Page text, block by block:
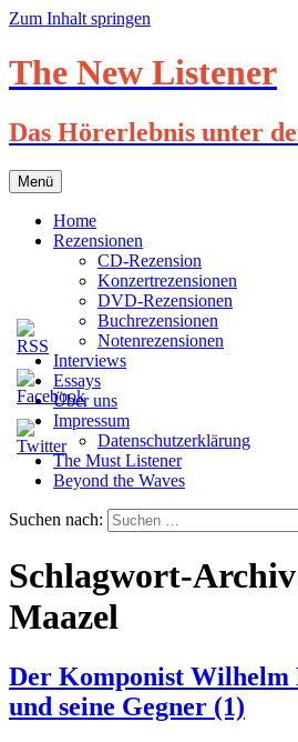
Zum Inhalt springen
The New Listener
Das Hörerlebnis unter
Menü
Home
Rezensionen
CD-Rezension
Konzertrezensionen
DVD-Rezensionen
Buchrezensionen
Notenrezensionen
Interviews
Essays
Über uns
Impressum
Datenschutzerklärung
The Must Listener
Beyond the Waves
Suchen nach:
Schlagwort-
Maazel
Der Komponist
und seine Gegner (1)